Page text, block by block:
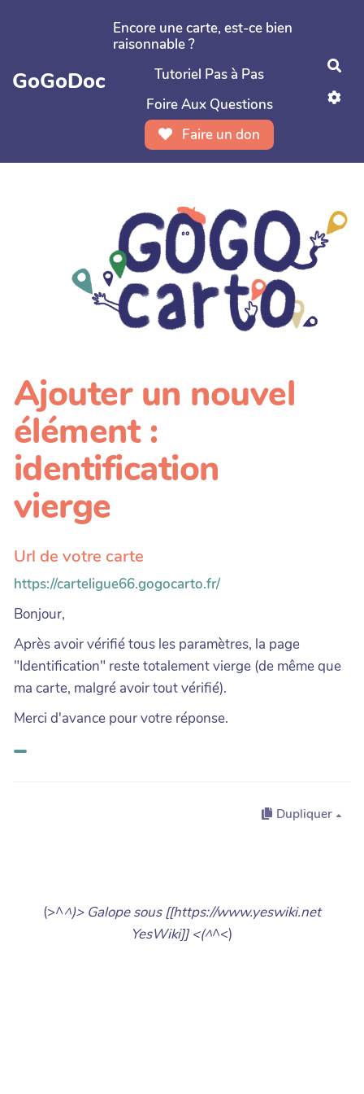
Aller au contenu principal
GoGoDoc
Encore une carte, est-ce bien
raisonnable ?
Tutoriel Pas à Pas
Foire Aux Questions
Faire un don
Ajouter un nouvel
élément :
identification
vierge
Url de votre carte
https://carteligue66.gogocarto.fr/
Bonjour,
Après avoir vérifié tous les paramètres, la page
"Identification" reste totalement vierge (de même que
ma carte, malgré avoir tout vérifié).
Merci d'avance pour votre réponse.
Dupliquer
(>^^)> Galope sous [[https://www.yeswiki.net
YesWiki]] <(^^<)